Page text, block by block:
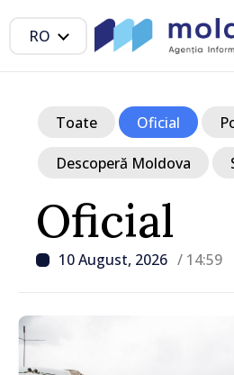
RO
Oficial
10 August, 2026 / 14:59
Toate Oficial
Descoperă Moldova